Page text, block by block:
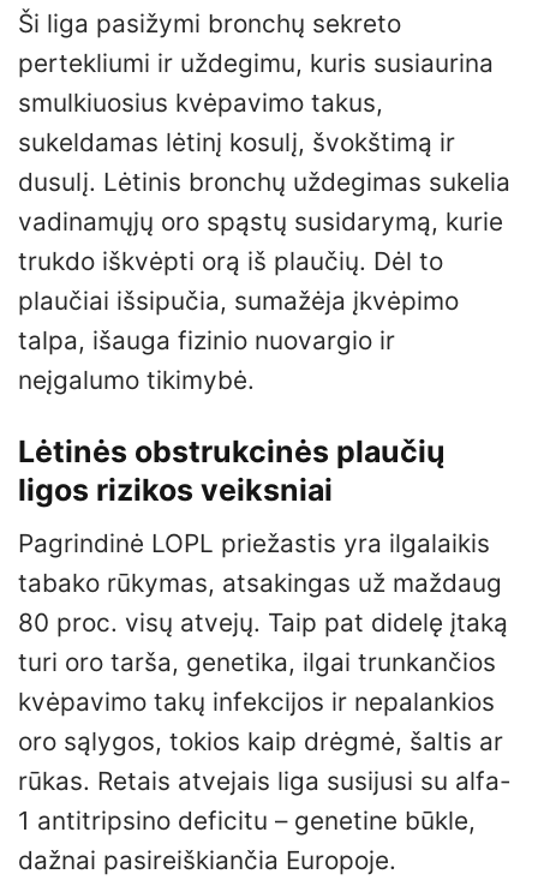
Ši liga pasižymi bronchų sekreto
pertekliumi ir uždegimu, kuris susiaurina
smulkiuosius kvėpavimo takus,
sukeldamas lėtinį kosulį, švokštimą ir
dusulį. Lėtinis bronchų uždegimas sukelia
vadinamųjų oro spąstų susidarymą, kurie
trukdo iškvėpti orą iš plaučių. Dėl to
plaučiai išsipučia, sumažėja įkvėpimo
talpa, išauga fizinio nuovargio ir
neįgalumo tikimybė.
Lėtinės obstrukcinės plaučių
ligos rizikos veiksniai
Pagrindinė LOPL priežastis yra ilgalaikis
tabako rūkymas, atsakingas už maždaug
80 proc. visų atvejų. Taip pat didelę įtaką
turi oro tarša, genetika, ilgai trunkančios
kvėpavimo takų infekcijos ir nepalankios
oro sąlygos, tokios kaip drėgmė, šaltis ar
rūkas. Retais atvejais liga susijusi su alfa-
1 antitripsino deficitu – genetine būkle,
dažnai pasireiškiančia Europoje.